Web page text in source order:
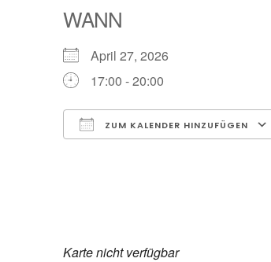
WANN
April 27, 2026
17:00 - 20:00
ZUM KALENDER HINZUFÜGEN
Karte nicht verfügbar